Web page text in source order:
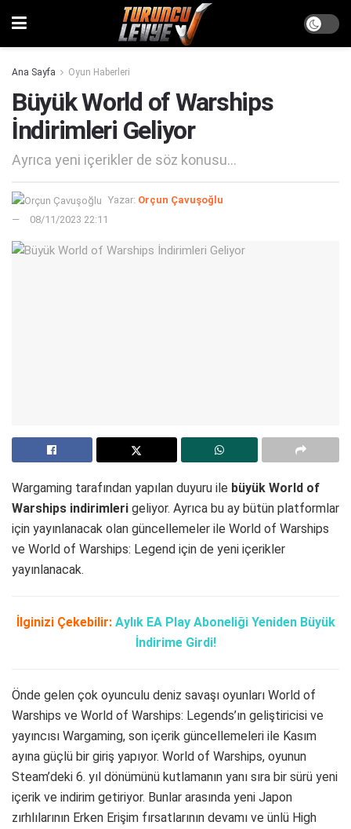
Ana Sayfa Oyun Haberleri
Büyük World of Warships
İndirimleri Geliyor
Ayrıca yeni içerikler de söz konusu...
Yazar: Orçun Çavuşoğlu
08/11/2023 22:11
Wargaming tarafından yapılan duyuru ile büyük World of
Warships indirimleri geliyor. Ayrıca bu ay bütün platformlar
için yayınlanacak olan güncellemeler ile World of Warships
ve World of Warships: Legend için de yeni içerikler
yayınlanacak.
İlginizi Çekebilir: Aylık EA Play Aboneliği Yeniden Büyük
İndirime Girdi!
Önde gelen çok oyunculu deniz savaşı oyunları World of
Warships ve World of Warships: Legends’ın geliştiricisi ve
yayıncısı Wargaming, son içerik güncellemeleri ile Kasım
ayına güçlü bir giriş yapıyor. World of Warships, oyunun
Steam’deki 6. yıl dönümünü kutlamanın yanı sıra bir sürü yeni
içerik ve indirim getiriyor. Bunlar arasında yeni Japon
zırhlılarının Erken Erişim fırsatlarının devamı ve ünlü High